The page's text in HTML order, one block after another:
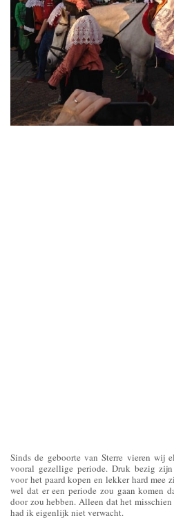
Sinds de geboorte van Sterre vieren wij
vooral gezellige periode. Druk bezig
voor het paard kopen en lekker hard
wel dat er een periode zou gaan komen
door zou hebben. Alleen dat het
had ik eigenlijk niet verwacht.